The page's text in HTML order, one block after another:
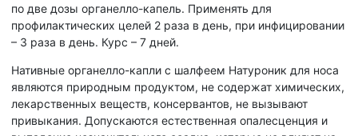
по две дозы органелло-капель. Применять для
профилактических целей 2 раза в день, при инфицировании
– 3 раза в день. Курс – 7 дней.
Нативные органелло-капли с шалфеем Натуроник для носа
являются природным продуктом, не содержат химических,
лекарственных веществ, консервантов, не вызывают
привыкания. Допускаются естественная опалесценция и